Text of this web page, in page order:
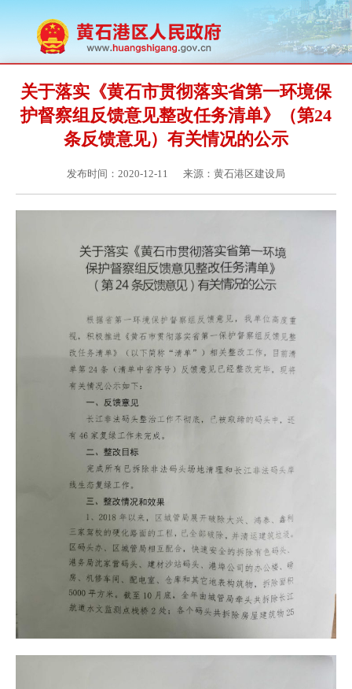
关于落实《黄石市贯彻落实省第一环境保
护督察组反馈意见整改任务清单》（第24
条反馈意见）有关情况的公示
发布时间：2020-12-11 来源：黄石港区建设局